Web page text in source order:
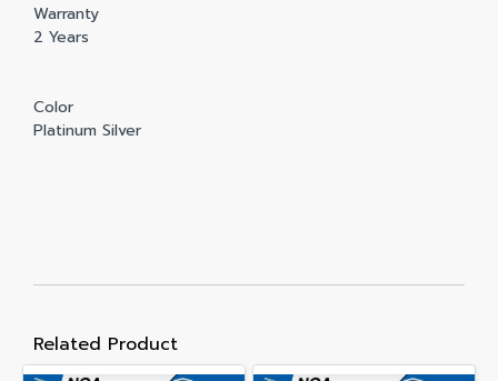
Warranty
2 Years
Color
Platinum Silver
Related Product